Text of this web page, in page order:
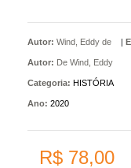
Autor: Wind, Eddy de
Autor: De Wind, Eddy
|
Categoria: HISTÓRIA
Ano: 2020
R$ 78,00